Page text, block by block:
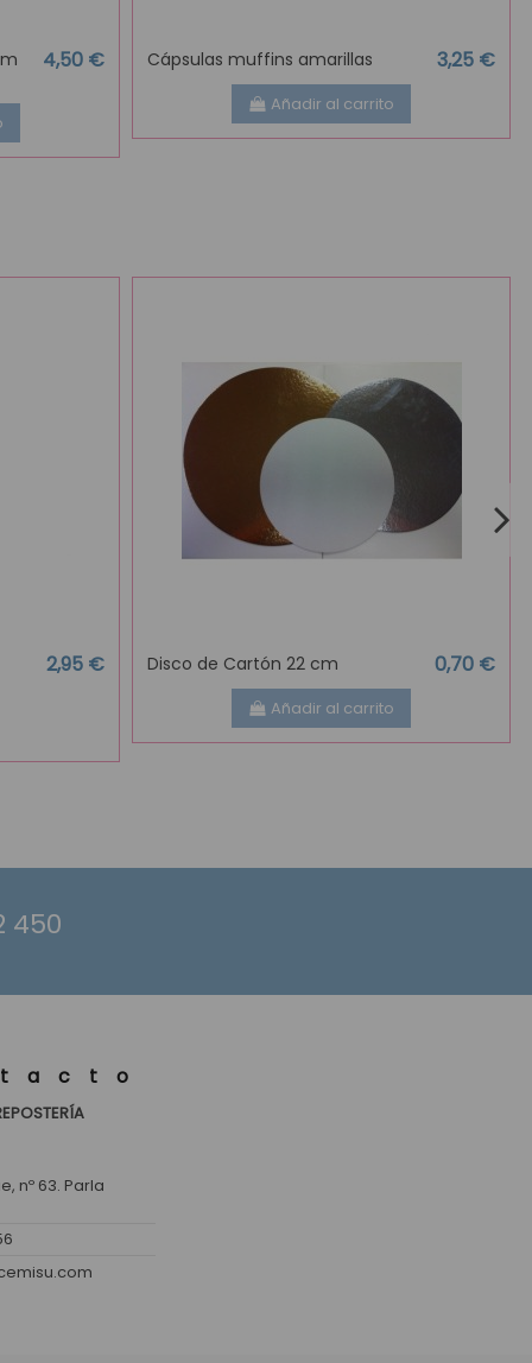
4,50 € Cápsulas muffins amarillas 3,25 €
Añadir al carrito
2,95 € Disco de Cartón 22 cm 0,70 €
Añadir al carrito
450
nº 63. Parla